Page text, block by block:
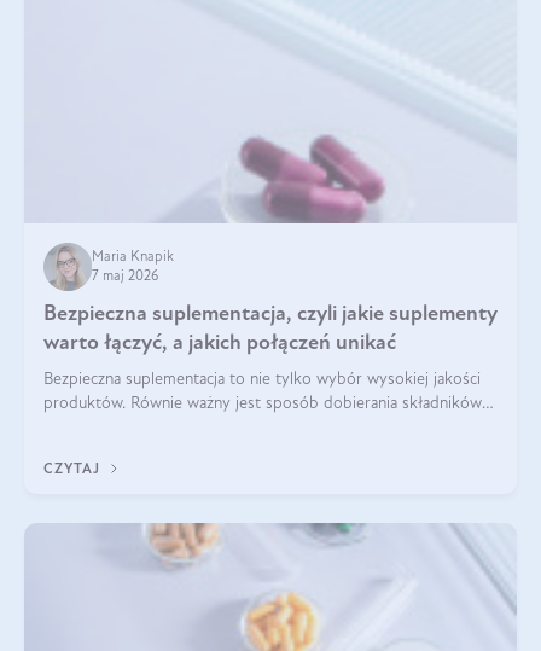
Maria Knapik
7 maj 2026
Bezpieczna suplementacja, czyli jakie suplementy
warto łączyć, a jakich połączeń unikać
Bezpieczna suplementacja to nie tylko wybór wysokiej jakości
produktów. Równie ważny jest sposób dobierania składników
CZYTAJ